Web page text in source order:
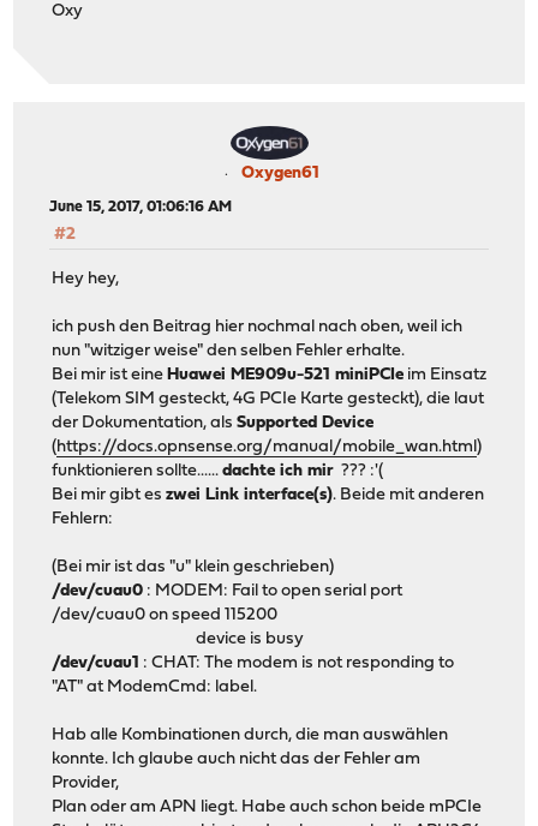
Oxy
Oxygen61
June 15, 2017, 01:06:16 AM
#2
Hey hey,
ich push den Beitrag hier nochmal nach oben, weil ich
nun "witziger weise" den selben Fehler erhalte.
Bei mir ist eine Huawei ME909u-521 miniPCIe im Einsatz
(Telekom SIM gesteckt, 4G PCIe Karte gesteckt), die laut
der Dokumentation, alsSupported Device
(https://docs.opnsense.org/manual/mobile_wan.html)
funktionieren sollte......dachte ich mir ??? :'(
Bei mir gibt eszwei Link interface(s). Beide mit anderen
Fehlern:
(Bei mir ist das "u" klein geschrieben)
/dev/cuau0 : MODEM: Fail to open serial port
/dev/cuau0 on speed 115200
device is busy
/dev/cuau1 : CHAT: The modem is not responding to
"AT" at ModemCmd: label.
Hab alle Kombinationen durch, die man auswählen
konnte. Ich glaube auch nicht das der Fehler am
Provider,
Plan oder am APN liegt. Habe auch schon beide mPCIe